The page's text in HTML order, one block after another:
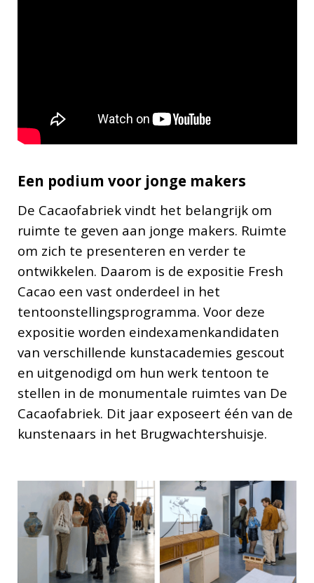
Een podium voor jonge makers
De Cacaofabriek vindt het belangrijk om
ruimte te geven aan jonge makers. Ruimte
om zich te presenteren en verder te
ontwikkelen. Daarom is de expositie Fresh
Cacao een vast onderdeel in het
tentoonstellingsprogramma. Voor deze
expositie worden eindexamenkandidaten
van verschillende kunstacademies gescout
en uitgenodigd om hun werk tentoon te
stellen in de monumentale ruimtes van De
Cacaofabriek. Dit jaar exposeert één van de
kunstenaars in het Brugwachtershuisje.